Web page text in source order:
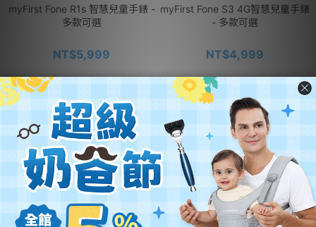
myFirst Fone R1s 智慧兒童手錶 -
多款可選
NT$5,999
myFirst Fone S3 4G智慧兒童手錶
- 多款可選
NT$4,999